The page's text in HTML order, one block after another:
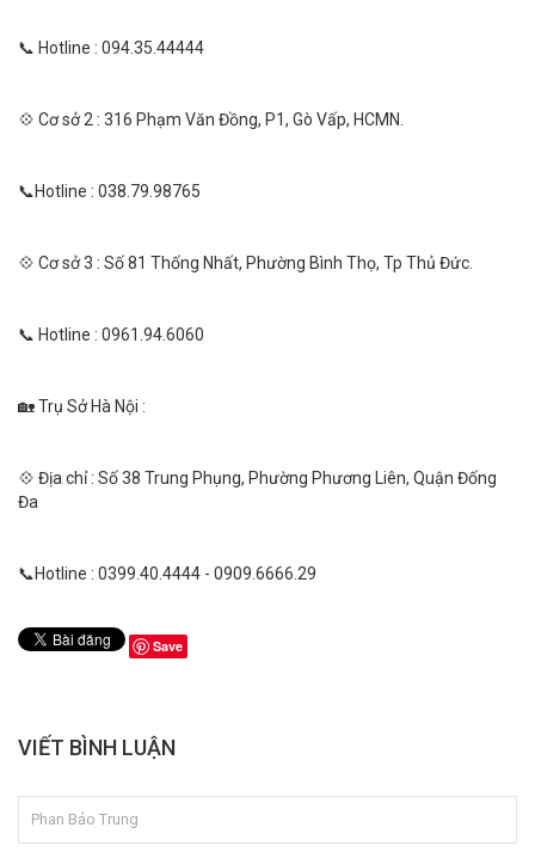
📞 Hotline : 094.35.44444
💠 Cơ sở 2 : 316 Phạm Văn Đồng, P1, Gò Vấp, HCMN.
📞Hotline : 038.79.98765
💠 Cơ sở 3 : Số 81 Thống Nhất, Phường Bình Thọ, Tp Thủ Đức.
📞 Hotline : 0961.94.6060
🏡 Trụ Sở Hà Nội :
💠 Địa chỉ : Số 38 Trung Phụng, Phường Phương Liên, Quận Đống
Đa
📞Hotline : 0399.40.4444 - 0909.6666.29
Save
VIẾT BÌNH LUẬN